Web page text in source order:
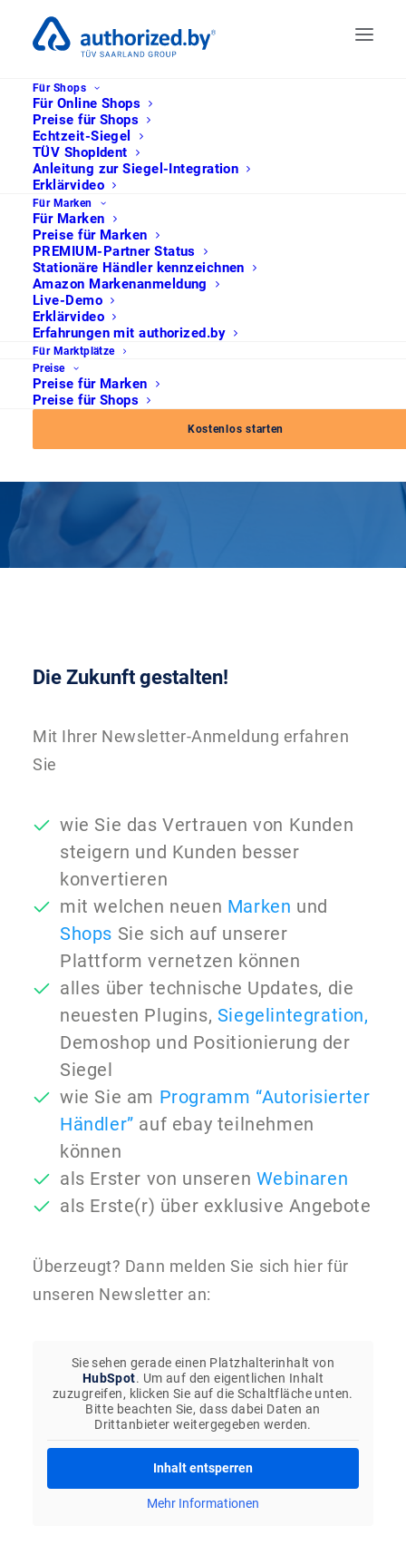
Für Shops
Für Online Shops
Preise für Shops
Echtzeit-Siegel
TÜV ShopIdent
Anleitung zur Siegel-Integration
Erklärvideo
Für Marken
Für Marken
Preise für Marken
PREMIUM-Partner Status
Stationäre Händler kennzeichnen
Amazon Markenanmeldung
Live-Demo
Erklärvideo
Erfahrungen mit authorized.by
Für Marktplätze
Preise
Preise für Marken
Preise für Shops
Kostenlos starten
Die Zukunft gestalten!
Mit Ihrer Newsletter-Anmeldung erfahren
Sie
wie Sie das Vertrauen von Kunden
steigern und Kunden besser
konvertieren
mit welchen neuen Marken und
Shops Sie sich auf unserer
Plattform vernetzen können
alles über technische Updates, die
neuesten Plugins, Siegelintegration,
Demoshop und Positionierung der
Siegel
wie Sie am Programm “Autorisierter
Händler” auf ebay teilnehmen
können
als Erster von unseren Webinaren
als Erste(r) über exklusive Angebote
Überzeugt? Dann melden Sie sich hier für
unseren Newsletter an:
Sie sehen gerade einen Platzhalterinhalt von
HubSpot. Um auf den eigentlichen Inhalt
zuzugreifen, klicken Sie auf die Schaltfläche unten.
Bitte beachten Sie, dass dabei Daten an
Drittanbieter weitergegeben werden.
Inhalt entsperren
Mehr Informationen